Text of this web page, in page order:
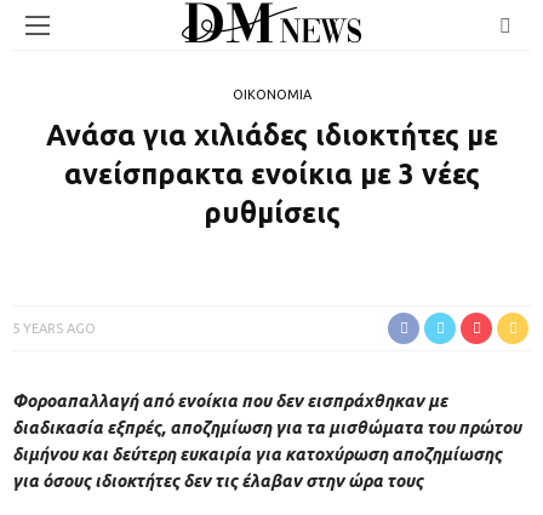
ΟΙΚΟΝΟΜΙΑ
Ανάσα για χιλιάδες ιδιοκτήτες με
ανείσπρακτα ενοίκια με 3 νέες
ρυθμίσεις
5 YEARS AGO
Φοροαπαλλαγή από ενοίκια που δεν εισπράχθηκαν με
διαδικασία εξπρές, αποζημίωση για τα μισθώματα του πρώτου
διμήνου και δεύτερη ευκαιρία για κατοχύρωση αποζημίωσης
για όσους ιδιοκτήτες δεν τις έλαβαν στην ώρα τους